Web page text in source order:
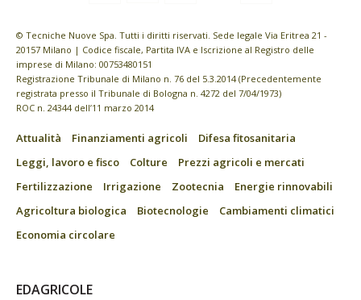
© Tecniche Nuove Spa. Tutti i diritti riservati. Sede legale Via Eritrea 21 -
20157 Milano | Codice fiscale, Partita IVA e Iscrizione al Registro delle
imprese di Milano: 00753480151
Registrazione Tribunale di Milano n. 76 del 5.3.2014 (Precedentemente
registrata presso il Tribunale di Bologna n. 4272 del 7/04/1973)
ROC n. 24344 dell’11 marzo 2014
Attualità Finanziamenti agricoli
Difesa fitosanitaria
Leggi, lavoro e fisco
Colture
Prezzi agricoli e mercati
Fertilizzazione
Irrigazione Zootecnia
Energie rinnovabili
Agricoltura biologica
Biotecnologie
Cambiamenti climatici
Economia circolare
EDAGRICOLE